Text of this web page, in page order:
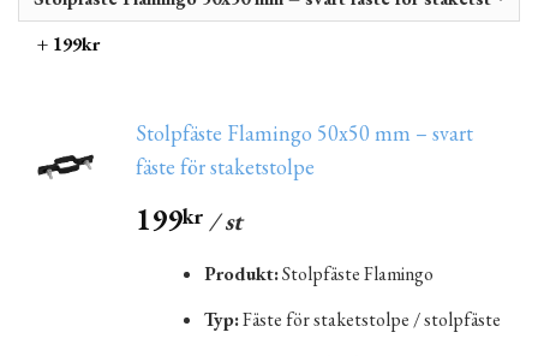
+ 199kr
Stolpfäste Flamingo 50x50 mm – svart
fäste för staketstolpe
199kr / st
Produkt:Stolpfäste Flamingo
Typ:Fäste för staketstolpe / stolpfäste